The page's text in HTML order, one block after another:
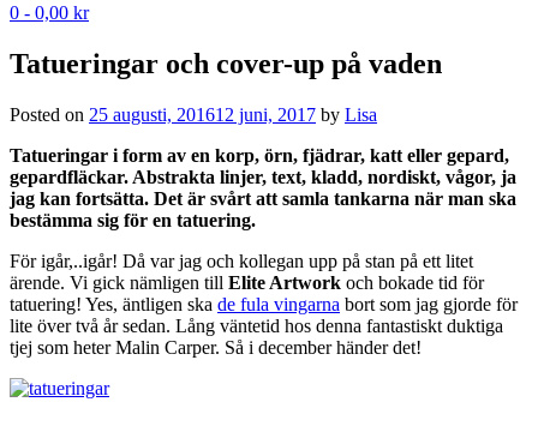
0 - 0,00 kr
Tatueringar och cover-up på vaden
Posted on 25 augusti, 201612 juni, 2017 by Lisa
Tatueringar i form av en korp, örn, fjädrar, katt eller gepard,
gepardfläckar. Abstrakta linjer, text, kladd, nordiskt, vågor, ja
jag kan fortsätta. Det är svårt att samla tankarna när man ska
bestämma sig för en tatuering.
För igår,..igår! Då var jag och kollegan upp på stan på ett litet
ärende. Vi gick nämligen till Elite Artwork och bokade tid för
tatuering! Yes, äntligen ska de fula vingarna bort som jag gjorde för
lite över två år sedan. Lång väntetid hos denna fantastiskt duktiga
tjej som heter Malin Carper. Så i december händer det!